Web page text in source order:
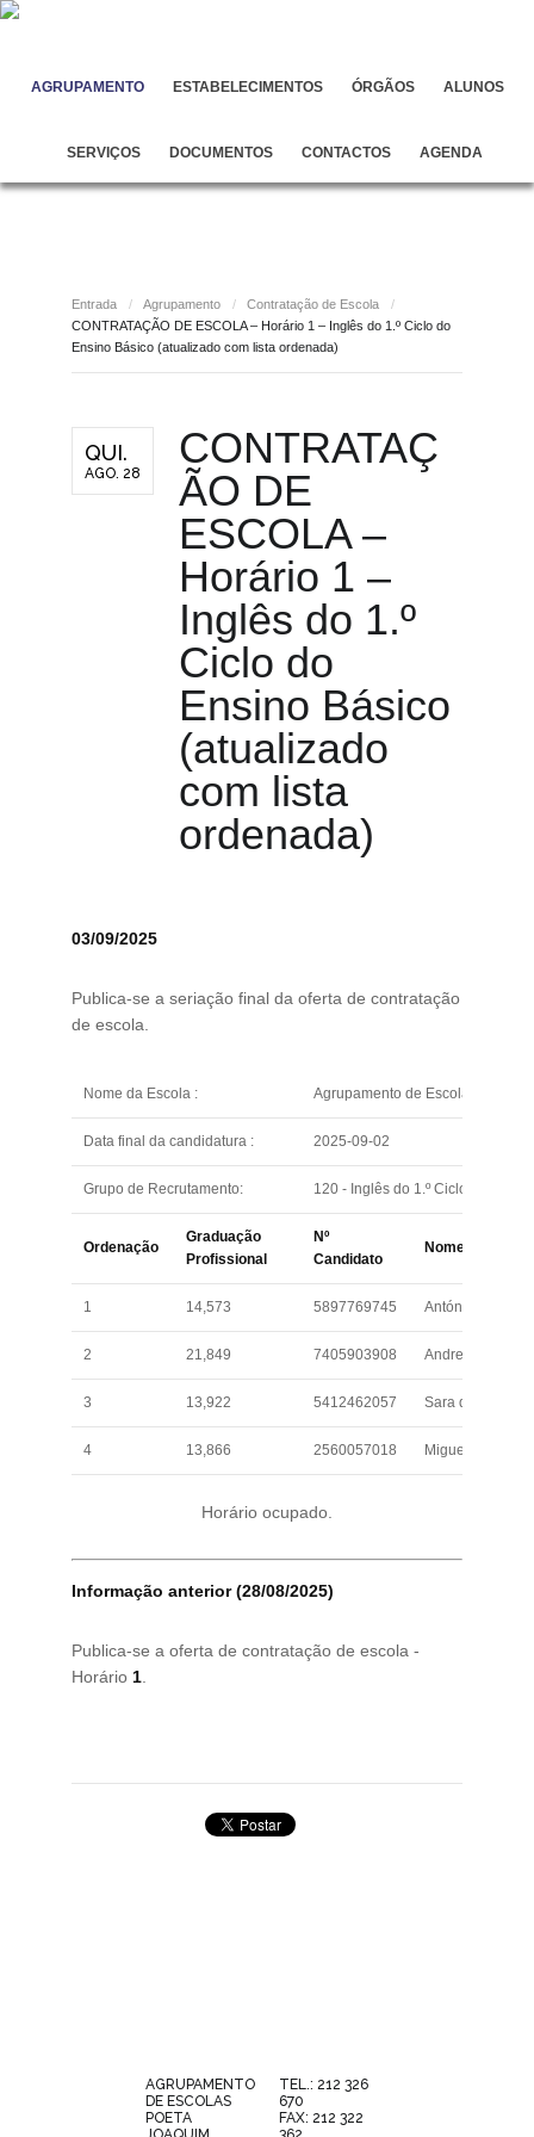
AGRUPAMENTO ESTABELECIMENTOS ÓRGÃOS ALUNOS
SERVIÇOS DOCUMENTOS CONTACTOS AGENDA
Entrada / Agrupamento / Contratação de Escola
/
CONTRATAÇÃO DE ESCOLA – Horário 1 – Inglês do 1.º Ciclo do
Ensino Básico (atualizado com lista ordenada)
QUI.
AGO. 28
CONTRATAÇ
ÃO DE
ESCOLA –
Horário 1 –
Inglês do 1.º
Ciclo do
Ensino Básico
(atualizado
com lista
ordenada)
03/09/2025
Publica-se a seriação final da oferta de contratação
de escola.
Nome da Escola : Agrupamento de Escolas Poeta
Data final da candidatura : 2025-09-02
Grupo de Recrutamento: 120 - Inglês do 1.º Ciclo do
Ordenação
Graduação
Profissional
Nº
Candidato
Nome
1 14,573 5897769745 António José
2 21,849 7405903908 Andreia Sofia
3 13,922 5412462057 Sara da Silva
4 13,866 2560057018 Miguel Ribeiro
Horário ocupado.
Informação anterior (28/08/2025)
Publica-se a oferta de contratação de escola -
Horário 1
AGRUPAMENTO
DE ESCOLAS
POETA
TEL.: 212 326
670
FAX: 212 322